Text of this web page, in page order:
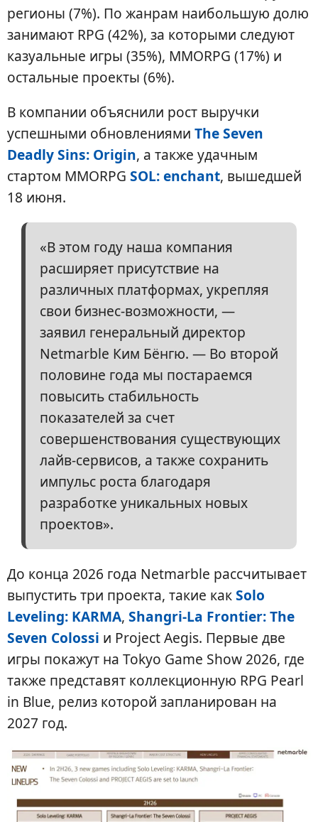
регионы (7%). По жанрам наибольшую долю
занимают RPG (42%), за которыми следуют
казуальные игры (35%), MMORPG (17%) и
остальные проекты (6%).
В компании объяснили рост выручки
успешными обновлениями The Seven
Deadly Sins: Origin, а также удачным
стартом MMORPG SOL: enchant, вышедшей
18 июня.
«В этом году наша компания
расширяет присутствие на
различных платформах, укрепляя
свои бизнес-возможности, —
заявил генеральный директор
Netmarble Ким Бёнгю. — Во второй
половине года мы постараемся
повысить стабильность
показателей за счет
совершенствования существующих
лайв-сервисов, а также сохранить
импульс роста благодаря
разработке уникальных новых
проектов».
До конца 2026 года Netmarble рассчитывает
выпустить три проекта, такие какSolo
Leveling: KARMA, Shangri-La Frontier: The
Seven Colossi и Project Aegis. Первые две
игры покажут на Tokyo Game Show 2026, где
также представят коллекционную RPG Pearl
in Blue, релиз которой запланирован на
2027 год.